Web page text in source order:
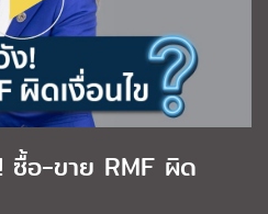
ซื้อ-ขาย RMF ผิด